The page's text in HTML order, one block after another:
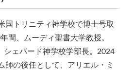
国トリニティ神学校で博士号取
間、ムーディ聖書大学教授。
シェパード神学校学部長。2024
師の後任として、アリエル・ミ